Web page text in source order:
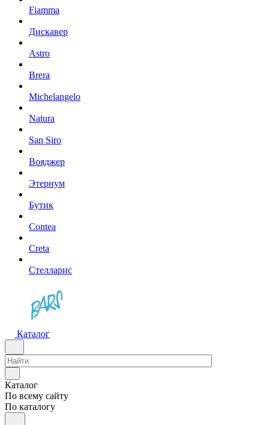
Fiamma
Дискавер
Astro
Brera
Michelangelo
Natura
San Siro
Вояджер
Этернум
Бутик
Contea
Creta
Стелларис
Каталог
Каталог
По всему сайту
По каталогу